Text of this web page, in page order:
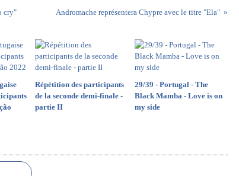
cry" Andromache représentera Chypre avec le titre "Ela"
Répétition des participants
de la seconde demi-finale -
partie II
29/39 - Portugal - The
Black Mamba - Love is on
my side